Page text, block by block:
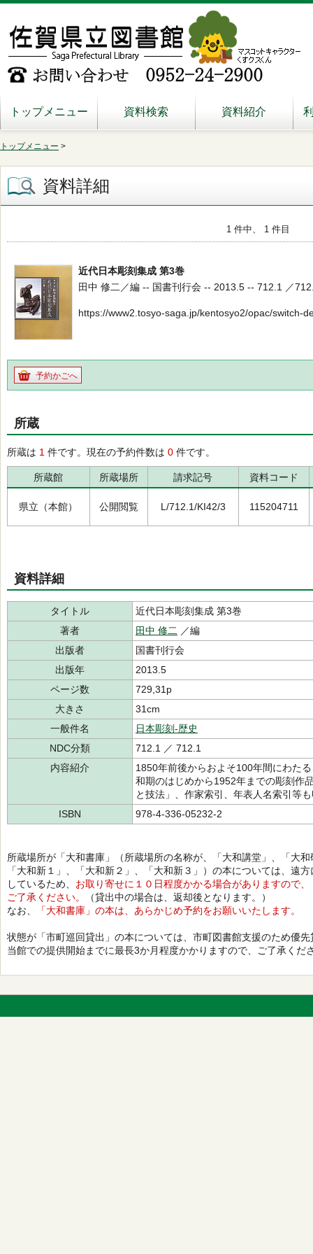
トップメニュー 資料検索 資料紹介
トップメニュー >
資料詳細
1 件中、 1 件目
近代日本彫刻集成 第3巻
田中 修二／編 -- 国書刊行会 -- 2013.5 -- 712.1 ／
https://www2.tosyo-saga.jp/kentosyo2/opac/switch-
予約かごへ
所蔵
所蔵は 1 件です。現在の予約件数は 0 件です。
所蔵館 所蔵場所 請求記号 資料コード
県立（本館） 公開閲覧 L/712.1/KI42/3 115204711
資料詳細
タイトル
近代日本彫刻集成 第3巻
著者
田中 修二 ／編
出版者
国書刊行会
出版年
2013.5
ページ数
729,31p
大きさ
31cm
一般件名
日本彫刻-歴史
NDC分類
712.1 ／ 712.1
内容紹介
1850年前後からおよそ100年間にわた
和期のはじめから1952年までの彫刻作
と技法」、作家索引、年表人名索引等
ISBN
978-4-336-05232-2
所蔵場所が「大和書庫」（所蔵場所の名称が、「大和講堂」、「大和
「大和新１」、「大和新２」、「大和新３」）の本については、遠方
しているため、 お取り寄せに１０日程度かかる場合がありますので、
ご了承ください。
（貸出中の場合は、返却後となります。）
なお、
「大和書庫」の本は、あらかじめ予約をお願いいたします。
状態が「市町巡回貸出」の本については、市町図書館支援のため優
当館での提供開始までに最長3か月程度かかりますので、ご了承くだ